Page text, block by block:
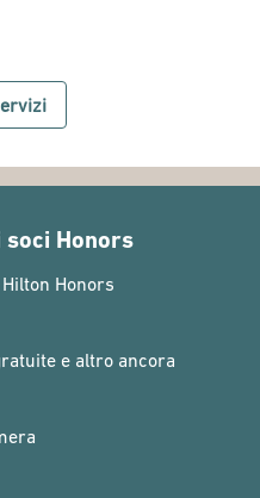
Honors
Honors
e altro ancora